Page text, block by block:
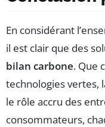
En considérant
il est clair que des
bilan carbone. Que
technologies vertes,
le rôle accru des
consommateurs,